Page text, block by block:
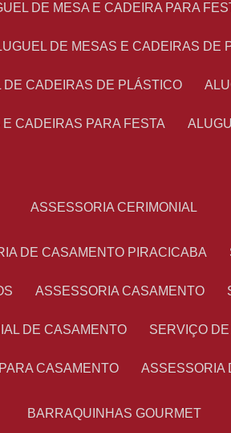
DE MESA E CADEIRA PARA
DE MESAS E CADEIRAS DE
DE CADEIRAS DE PLÁSTICO
E CADEIRAS PARA FESTA
ASSESSORIA CERIMONIAL
DE CASAMENTO PIRACICABA
ASSESSORIA CASAMENTO
DE CASAMENTO SERVIÇO
PARA CASAMENTO
BARRAQUINHAS GOURMET